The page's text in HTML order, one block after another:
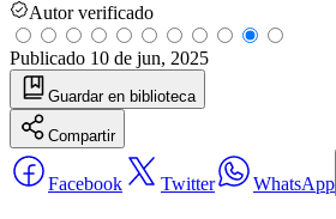
Autor verificado
Publicado 10 de jun, 2025
Guardar en biblioteca
Compartir
Facebook Twitter WhatsApp